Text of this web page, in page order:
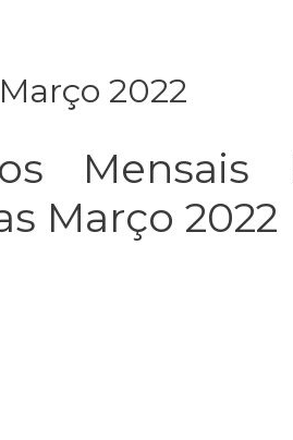
2022
Mensais
Março 2022